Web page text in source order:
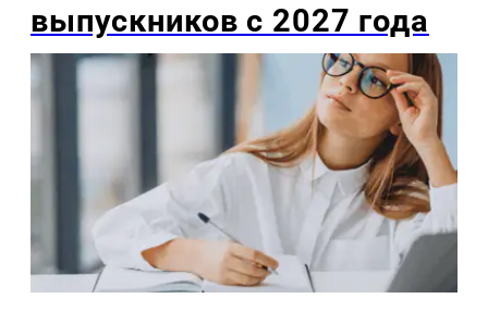
выпускников с 2027 года